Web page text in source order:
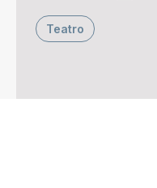
Teatro